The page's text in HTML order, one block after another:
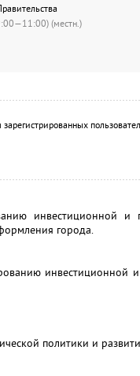
(местн.)
инвестиционной и
города.
инвестиционной и
политики и